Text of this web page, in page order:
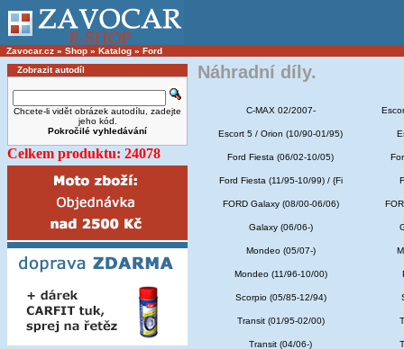
Zavocar.cz » Shop » Katalog » Ford
Zobrazit autodíl
Chcete-li vidět obrázek autodílu, zadejte
jeho kód.
Pokročilé vyhledávání
Celkem produktu: 24078
Náhradní díly.
C-MAX 02/2007-
Escort 5 / Orion (10/90-01/95)
Ford Fiesta (06/02-10/05)
Ford Fiesta (11/95-10/99) / {Fi
FORD Galaxy (08/00-06/06)
Galaxy (06/06-)
Mondeo (05/07-)
Mondeo (11/96-10/00)
Scorpio (05/85-12/94)
Transit (01/95-02/00)
Transit (04/06-)